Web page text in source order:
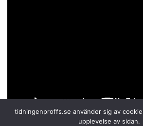
tidningenproffs.se använder sig av
upplevelse av sidan.